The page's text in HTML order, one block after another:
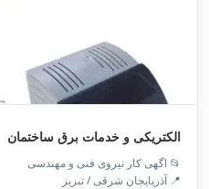
الکتریکی و خدمات برق ساختمان
📂 اگهی کار نیروی فنی و مهندسی
📍 آذربایجان شرقی / تبريز